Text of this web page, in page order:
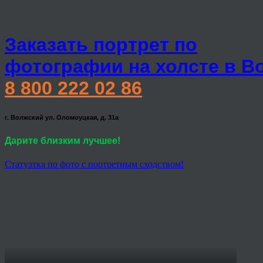
Заказать портрет по
фотографии на холсте в
8 800 222 02 86
г. Волжский ул. Оломоуцкая, д. 31а
Дарите близким лучшее!
Статуэтка по фото с портретным сходством!